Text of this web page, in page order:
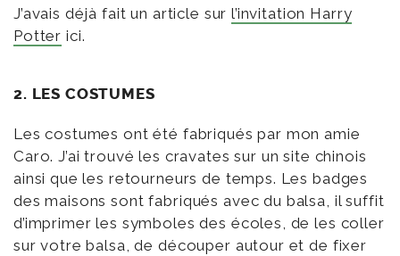
J’avais déjà fait un article surl’invitation Harry
Potter ici.
2. LES COSTUMES
Les costumes ont été fabriqués par mon amie
Caro. J’ai trouvé les cravates sur un site chinois
ainsi que les retourneurs de temps. Les badges
des maisons sont fabriqués avec du balsa, il suffit
d’imprimer les symboles des écoles, de les coller
sur votre balsa, de découper autour et de fixer